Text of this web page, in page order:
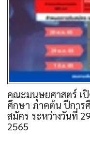
คณะมนุษยศาสตร์ เ
ศึกษา ภาคต้น ปีการ
สมัคร ระหว่างวันที่
2565